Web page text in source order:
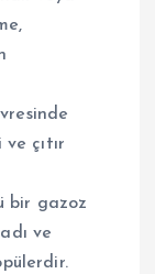
çıtır
bir gazoz
ve